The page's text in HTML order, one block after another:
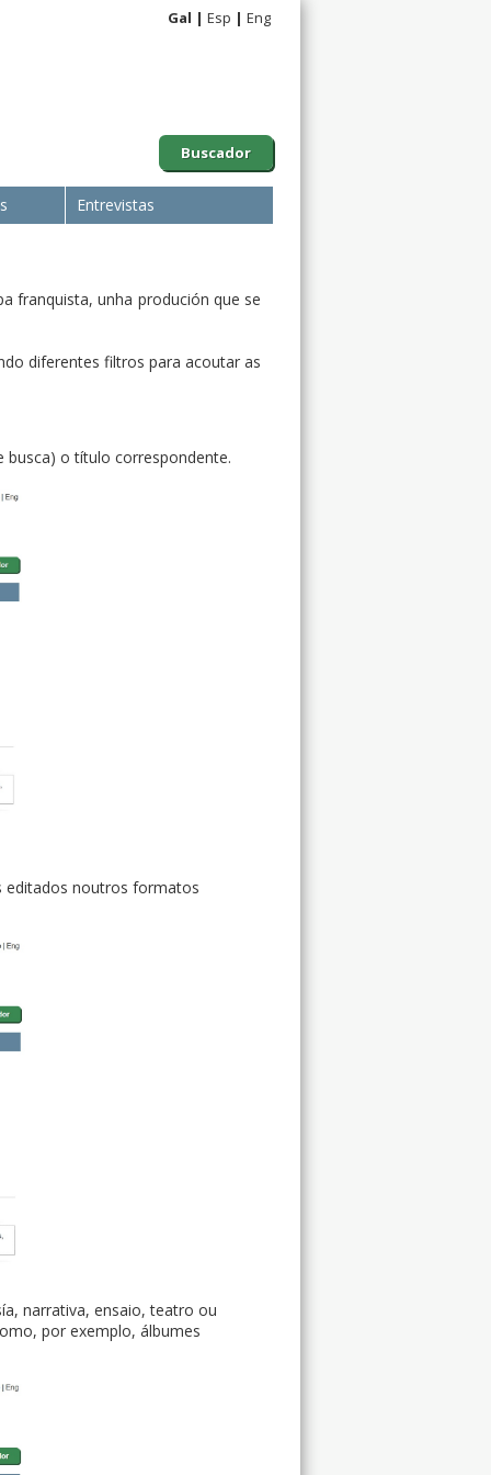
Buscador
Gal Esp Eng
Entrevistas
franquista, unha produción que se
diferentes filtros para acoutar as
busca) o título correspondente.
editados noutros formatos
narrativa, ensaio, teatro ou
por exemplo, álbumes